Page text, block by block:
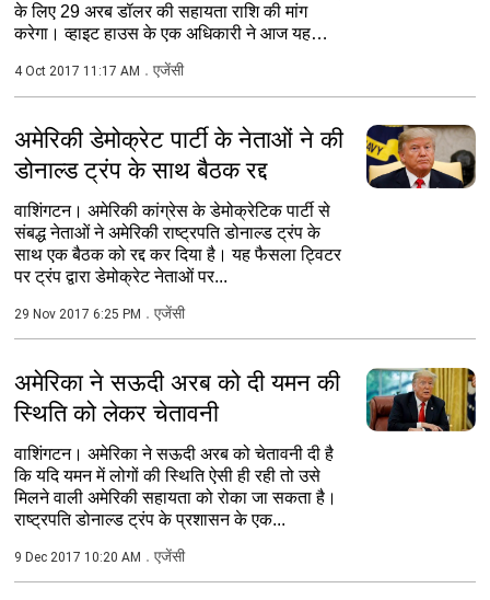
के लिए 29 अरब डॉलर की सहायता राशि की मांग
करेगा। व्हाइट हाउस के एक अधिकारी ने आज यह
4 Oct 2017 11:17 AM एजेंसी
अमेरिकी डेमोक्रेट पार्टी के नेताओं ने की
डोनाल्ड ट्रंप के साथ बैठक रद्द
वाशिंगटन। अमेरिकी कांग्रेस के डेमोक्रेटिक पार्टी से
संबद्ध नेताओं ने अमेरिकी राष्ट्रपति डोनाल्ड ट्रंप के
साथ एक बैठक को रद्द कर दिया है। यह फैसला ट्विटर
पर ट्रंप द्वारा डेमोक्रेट नेताओं पर...
29 Nov 2017 6:25 PM एजेंसी
अमेरिका ने सऊदी अरब को दी यमन की
स्थिति को लेकर चेतावनी
वाशिंगटन। अमेरिका ने सऊदी अरब को चेतावनी दी है
कि यदि यमन में लोगों की स्थिति ऐसी ही रही तो उसे
मिलने वाली अमेरिकी सहायता को रोका जा सकता है।
राष्ट्रपति डोनाल्ड ट्रंप के प्रशासन के एक...
9 Dec 2017 10:20 AM एजेंसी